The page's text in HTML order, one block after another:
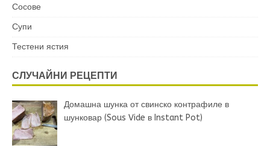
Сосове
Супи
Тестени ястия
СЛУЧАЙНИ РЕЦЕПТИ
Домашна шунка от свинско контрафиле в
шунковар (Sous Vide в Instant Pot)